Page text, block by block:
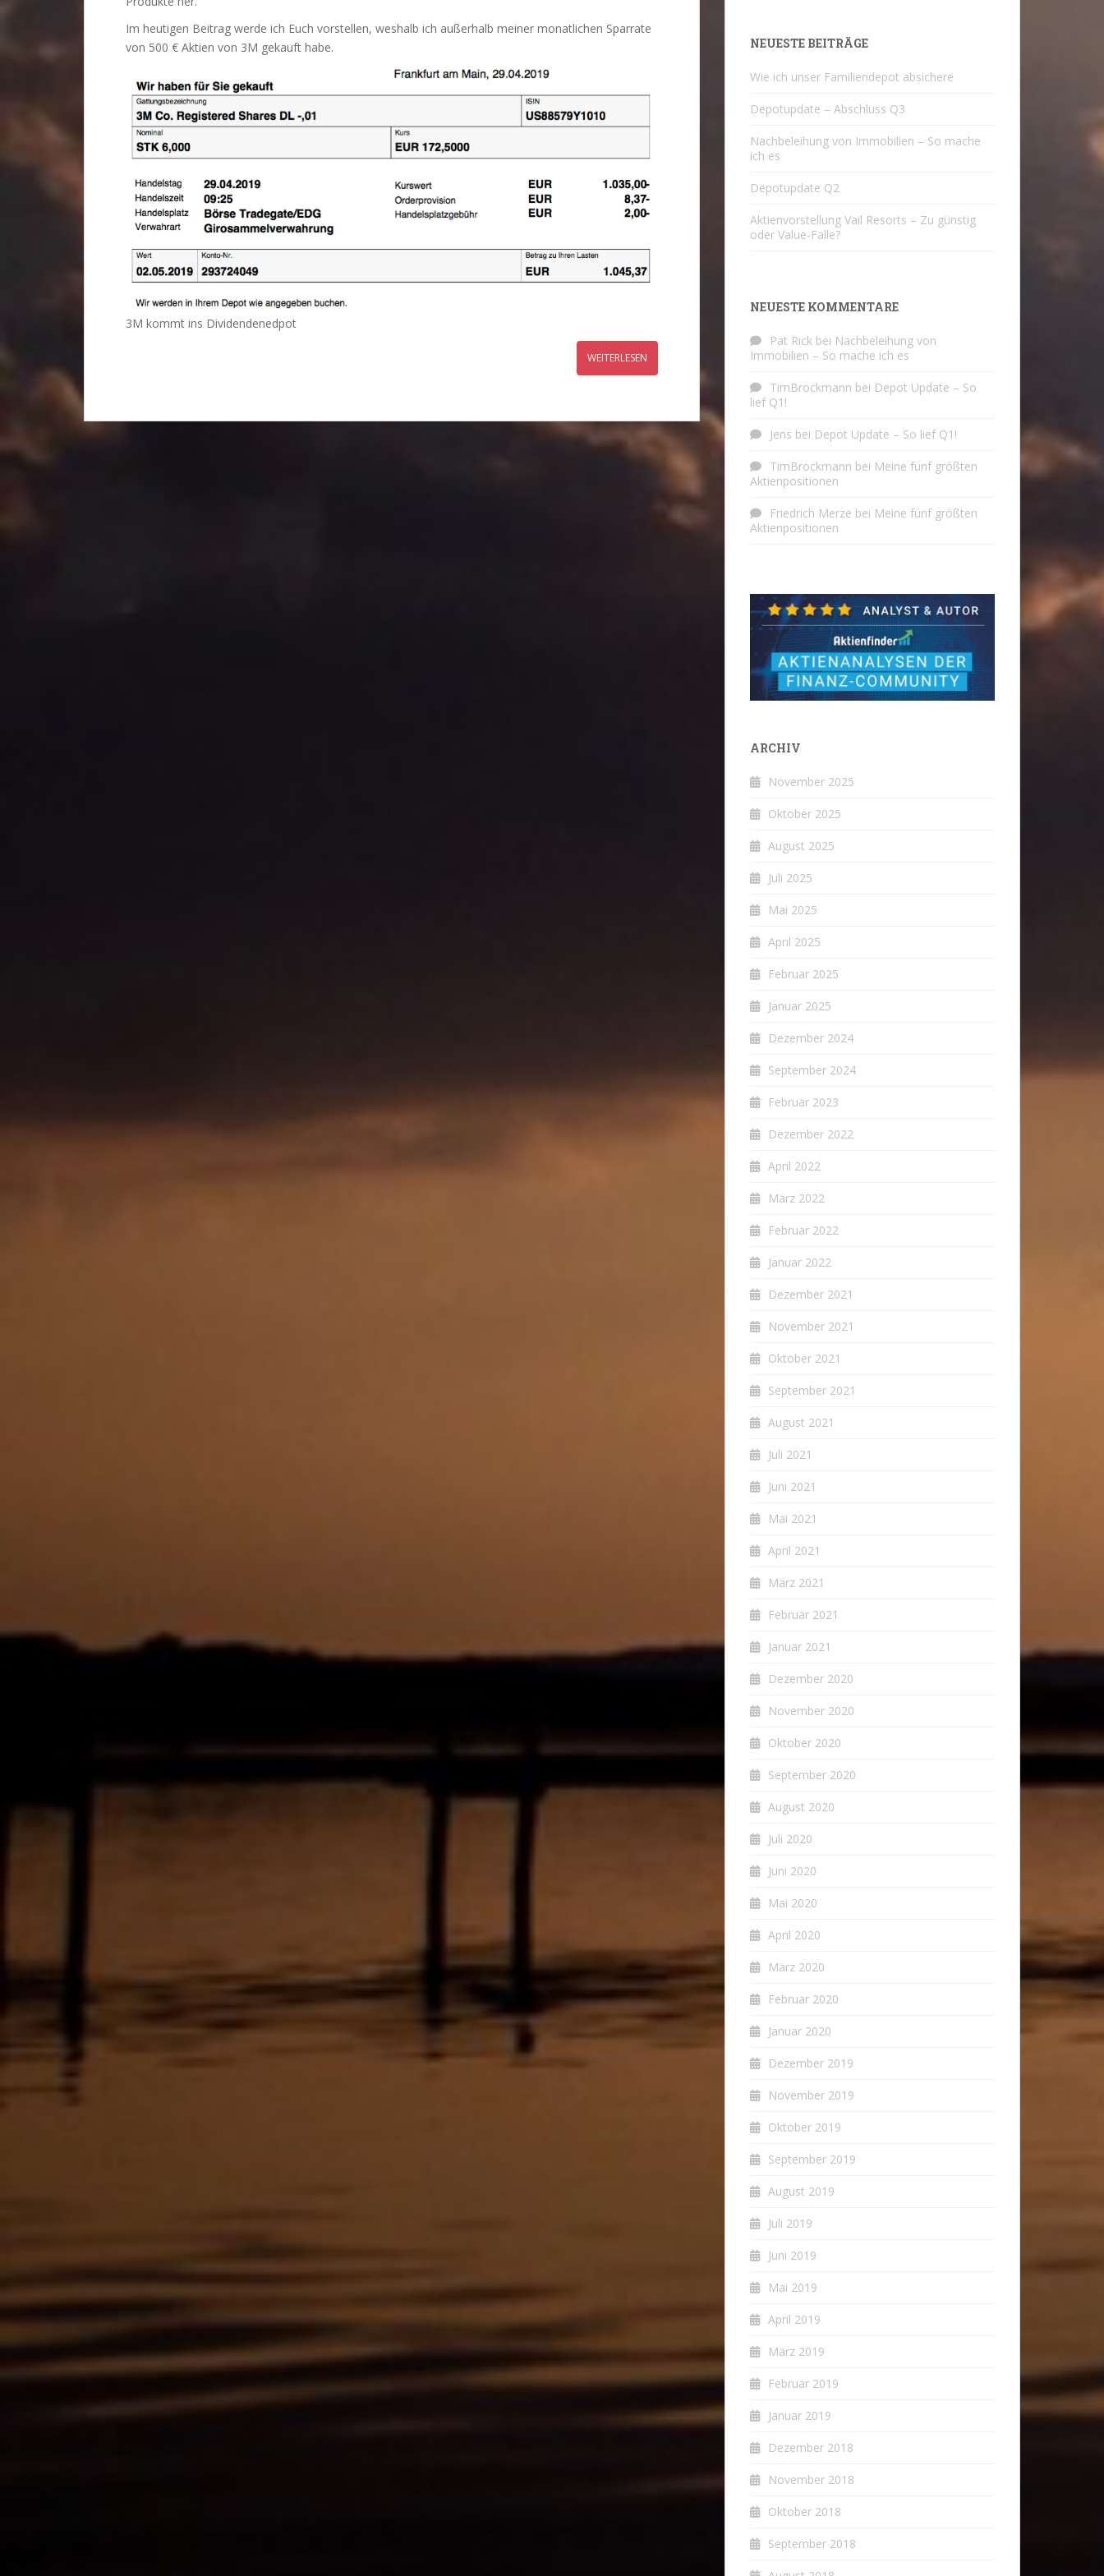
Im heutigen Beitrag werde ich Euch vorstellen, weshalb ich außerhalb meiner monatlichen Sparrate
von 500 € Aktien von 3M gekauft habe.
3M kommt ins Dividendenedpot
WEITERLESEN
NEUESTE BEITRÄGE
Wie ich unser Familiendepot absichere
Depotupdate – Abschluss Q3
Nachbeleihung von Immobilien – So mache
ich es
Depotupdate Q2
Aktienvorstellung Vail Resorts – Zu günstig
oder Value-Falle?
NEUESTE KOMMENTARE
Pat Rick bei Nachbeleihung von
Immobilien – So mache ich es
TimBrockmann bei Depot Update – So
lief Q1!
Jens bei Depot Update – So lief Q1!
TimBrockmann bei Meine fünf größten
Aktienpositionen
Friedrich Merze bei Meine fünf größten
Aktienpositionen
ARCHIV
November 2025
Oktober 2025
August 2025
Juli 2025
Mai 2025
April 2025
Februar 2025
Januar 2025
Dezember 2024
September 2024
Februar 2023
Dezember 2022
April 2022
März 2022
Februar 2022
Januar 2022
Dezember 2021
November 2021
Oktober 2021
September 2021
August 2021
Juli 2021
Juni 2021
Mai 2021
April 2021
März 2021
Februar 2021
Januar 2021
Dezember 2020
November 2020
Oktober 2020
September 2020
August 2020
Juli 2020
Juni 2020
Mai 2020
April 2020
März 2020
Februar 2020
Januar 2020
Dezember 2019
November 2019
Oktober 2019
September 2019
August 2019
Juli 2019
Juni 2019
Mai 2019
April 2019
März 2019
Februar 2019
Januar 2019
Dezember 2018
November 2018
Oktober 2018
September 2018